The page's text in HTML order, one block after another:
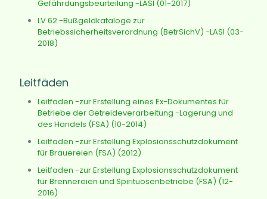
Gefährdungsbeurteilung -LASI (01-2017)
LV 62 -Bußgeldkataloge zur
Betriebssicherheitsverordnung (BetrSichV) -LASI (03-
2018)
Leitfäden
Leitfaden -zur Erstellung eines Ex-Dokumentes für
Betriebe der Getreideverarbeitung -Lagerung und
des Handels (FSA) (10-2014)
Leitfaden -zur Erstellung Explosionsschutzdokument
für Brauereien (FSA) (2012)
Leitfaden -zur Erstellung Explosionsschutzdokument
für Brennereien und Spirituosenbetriebe (FSA) (12-
2016)